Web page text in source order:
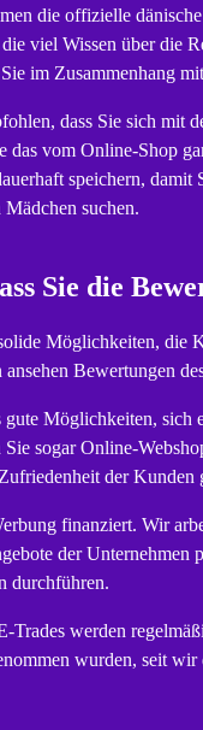
die offizielle
viel Wissen über die
im Zusammenhang
dass Sie sich mit
das vom Online-Shop
speichern,
suchen.
Sie die
Möglichkeiten, die
Bewertungen
gute Möglichkeiten,
sogar Online-
der Kunden
finanziert. Wir
der Unternehmen
durchführen.
Trades werden
wurden, seit